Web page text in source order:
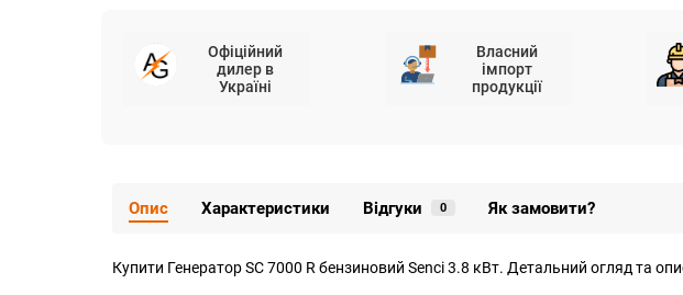
Офіційний
дилер в
Україні
Власний
імпорт
продукції
Опис Характеристики Відгуки 0 Як замовити?
Купити Генератор SC 7000 R бензиновий Senci 3.8 кВт. Детальний огляд та